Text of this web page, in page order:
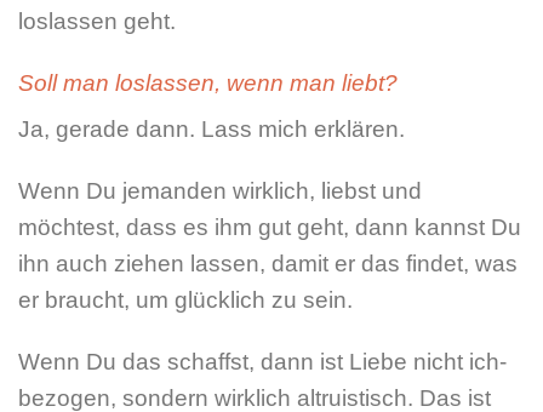
loslassen geht.
Soll man loslassen, wenn man liebt?
Ja, gerade dann. Lass mich erklären.
Wenn Du jemanden wirklich, liebst und
möchtest, dass es ihm gut geht, dann kannst Du
ihn auch ziehen lassen, damit er das findet, was
er braucht, um glücklich zu sein.
Wenn Du das schaffst, dann ist Liebe nicht ich-
bezogen, sondern wirklich altruistisch. Das ist